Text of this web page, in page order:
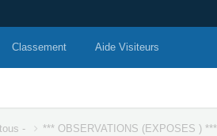
Classement Aide Visiteurs
- *** OBSERVATIONS (EXPOSES ) ***